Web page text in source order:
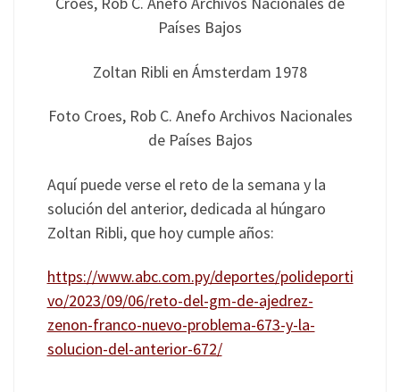
Zoltan Ribli en Ámsterdam 1978
Foto Croes, Rob C. Anefo Archivos Nacionales
de Países Bajos
Aquí puede verse el reto de la semana y la
solución del anterior, dedicada al húngaro
Zoltan Ribli, que hoy cumple años:
https://www.abc.com.py/deportes/polideporti
vo/2023/09/06/reto-del-gm-de-ajedrez-
zenon-franco-nuevo-problema-673-y-la-
solucion-del-anterior-672/